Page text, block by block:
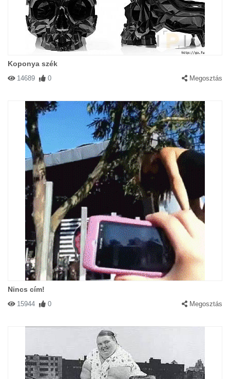
Koponya szék
14689 0 Megosztás
Nincs cím!
15944 0 Megosztás